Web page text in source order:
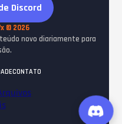
Discord
© 2026
novo diariamente para
CONTATO